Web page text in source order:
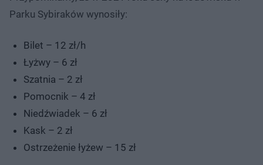
Parku Sybiraków wynosiły:
Bilet – 12 zł/h
Łyżwy – 6 zł
Szatnia – 2 zł
Pomocnik – 4 zł
Niedźwiadek – 6 zł
Kask – 2 zł
Ostrzeżenie łyżew – 15 zł